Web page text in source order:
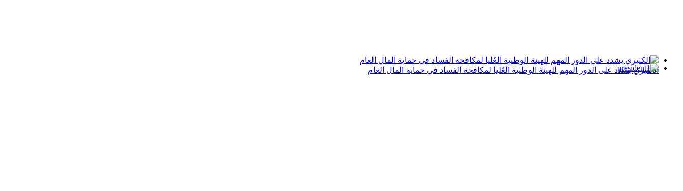
الكثيري يشدد على الدور المهم للهيئة الوطنية العُليا لمكافحة الفساد في حماية المال العام